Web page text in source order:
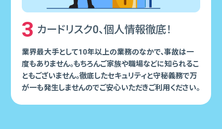
3 カードリスク0、個⼈情報徹底！
業界最⼤⼿として10年以上の業務のなかで、事故は⼀
度もありません。もちろんご家族や職場などに知られるこ
ともございません。徹底したセキュリティと守秘義務で万
が⼀も発⽣しませんのでご安⼼いただきご利⽤ください。